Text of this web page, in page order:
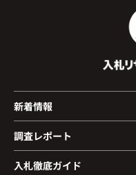
新着情報
調査レポート
入札徹底ガイド